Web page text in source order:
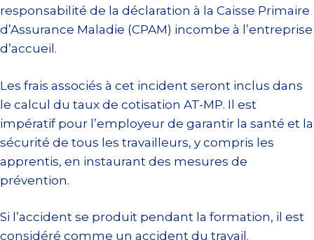
responsabilité de la déclaration à la Caisse Primaire
d’Assurance Maladie (CPAM) incombe à l’entreprise
d’accueil.
Les frais associés à cet incident seront inclus dans
le calcul du taux de cotisation AT-MP. Il est
impératif pour l’employeur de garantir la santé et la
sécurité de tous les travailleurs, y compris les
apprentis, en instaurant des mesures de
prévention.
Si l’accident se produit pendant la formation, il est
considéré comme un accident du travail.